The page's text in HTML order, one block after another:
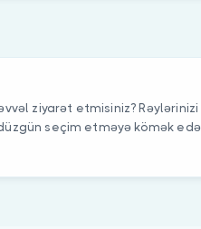
əvvəl ziyarət etmisiniz? Rəylərinizi
seçim etməyə kömək edə